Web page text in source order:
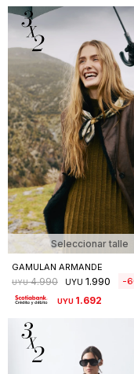
Seleccionar talle
GAMULAN ARMANDE
UYU 4.990 UYU 1.990
UYU 1.692